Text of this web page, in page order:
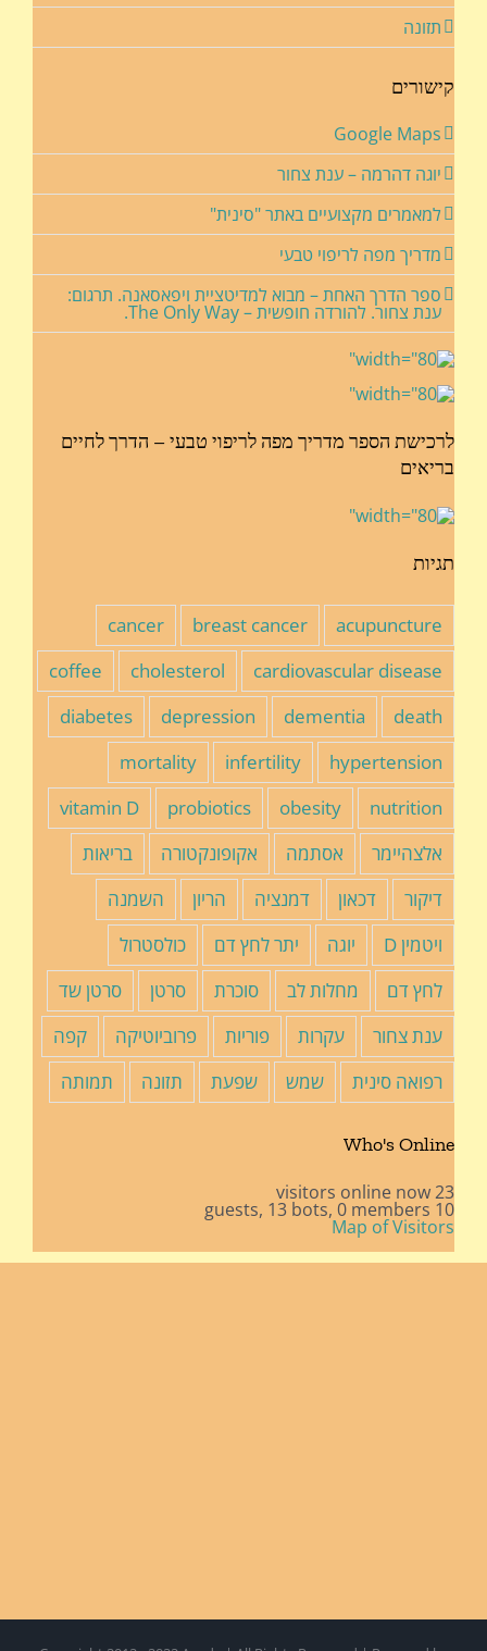
תזונה
קישורים
Google Maps
יוגה דהרמה – ענת צחור
למאמרים מקצועיים באתר "סינית"
מדריך מפה לריפוי טבעי
ספר הדרך האחת – מבוא למדיטציית ויפאסאנה. תרגום:
ענת צחור. להורדה חופשית – The Only Way.
לרכישת הספר מדריך מפה לריפוי טבעי – הדרך לחיים
בריאים
תגיות
acupuncture
breast cancer
cancer
cardiovascular disease
cholesterol
coffee
death
dementia
depression
diabetes
hypertension
infertility
mortality
nutrition
obesity
probiotics
vitamin D
אלצהיימר
אסתמה אקופונקטורה
בריאות
דיקור
דכאון דמנציה הריון
השמנה
ויטמין D
יוגה יתר לחץ דם
כולסטרול
לחץ דם
מחלות לב סוכרת סרטן
סרטן שד
ענת צחור
עקרות פוריות פרוביוטיקה
קפה
רפואה סינית
שמש שפעת תזונה תמותה
Who's Online
23 visitors online now
10 guests,
13 bots, 0 members
Map of Visitors